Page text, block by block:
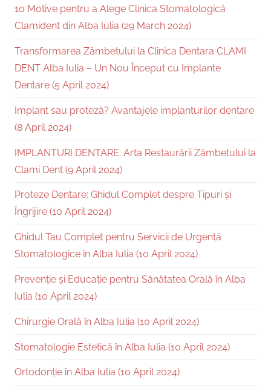
10 Motive pentru a Alege Clinica Stomatologică
Clamident din Alba Iulia (29 March 2024)
Transformarea Zâmbetului la Clinica Dentara CLAMI
DENT Alba Iulia – Un Nou Început cu Implante
Dentare (5 April 2024)
Implant sau proteză? Avantajele implanturilor dentare
(8 April 2024)
IMPLANTURI DENTARE: Arta Restaurării Zâmbetului la
Clami Dent (9 April 2024)
Proteze Dentare: Ghidul Complet despre Tipuri și
Îngrijire (10 April 2024)
Ghidul Tau Complet pentru Servicii de Urgență
Stomatologice în Alba Iulia (10 April 2024)
Prevenție și Educație pentru Sănătatea Orală în Alba
Iulia (10 April 2024)
Chirurgie Orală în Alba Iulia (10 April 2024)
Stomatologie Estetică în Alba Iulia (10 April 2024)
Ortodonție în Alba Iulia (10 April 2024)